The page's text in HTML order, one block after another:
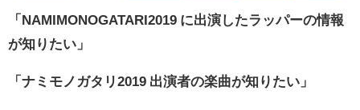
「NAMIMONOGATARI2019 に出演したラッパーの情報
が知りたい」
「ナミモノガタリ2019 出演者の楽曲が知りたい」